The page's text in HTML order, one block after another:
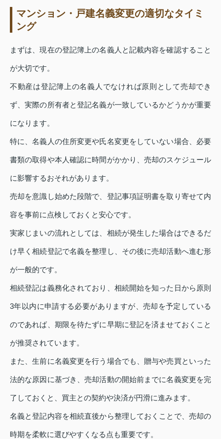
マンション・戸建名義変更の適切なタイミ
ング
まずは、現在の登記簿上の名義人と記載内容を確認すること
が大切です。
不動産は登記簿上の名義人でなければ原則として売却でき
ず、実際の所有者と登記名義が一致しているかどうかが重要
になります。
特に、名義人の住所変更や氏名変更をしていない場合、必要
書類の取得や本人確認に時間がかかり、売却のスケジュール
に影響するおそれがあります。
売却を意識し始めた段階で、登記事項証明書を取り寄せて内
容を事前に点検しておくと安心です。
実家じまいの流れとしては、相続が発生した場合はできるだ
け早く相続登記で名義を整理し、その後に売却活動へ進む形
が一般的です。
相続登記は義務化されており、相続開始を知った日から原則
3年以内に申請する必要がありますが、売却を予定している
のであれば、期限を待たずに早期に登記を済ませておくこと
が推奨されています。
また、生前に名義変更を行う場合でも、贈与や売買といった
法的な原因に基づき、売却活動の開始前までに名義変更を完
了しておくと、買主との契約や決済が円滑に進みます。
名義と登記内容を相続直後から整理しておくことで、売却の
時期を柔軟に選びやすくなる点も重要です。